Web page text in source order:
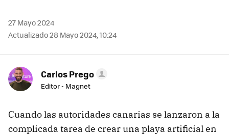
27 Mayo 2024
Actualizado 28 Mayo 2024, 10:24
Carlos Prego
Editor - Magnet
Cuando las autoridades canarias se lanzaron a la
complicada tarea de crear una playa artificial en